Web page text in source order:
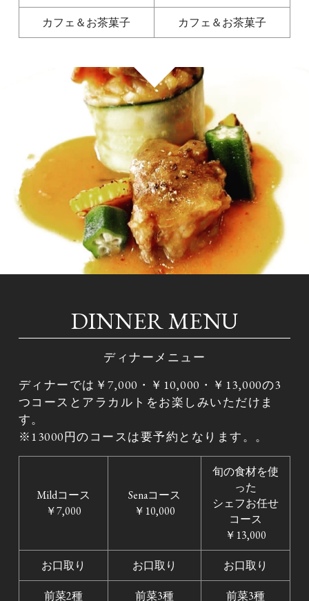
カフェ＆お茶菓子 カフェ＆お茶菓子
DINNER MENU
ディナーメニュー
ディナーでは￥7,000・￥10,000・￥13,000の3
つコースとアラカルトをお楽しみいただけま
す。
※13000円のコースは要予約となります。。
Mildコース
￥7,000
Senaコース
￥10,000
旬の食材を使
った
シェフお任せ
コース
￥13,000
お口取り お口取り お口取り
前菜2種 前菜3種 前菜3種